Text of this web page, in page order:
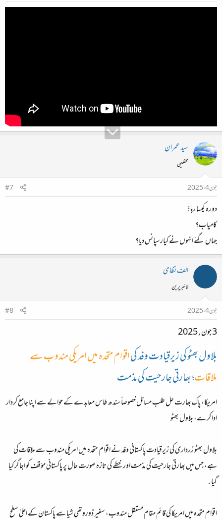
سید عمران
محفلین
جون 4، 2025
#7
دورہ کیسا رہا؟
کامیاب؟
جہاں گئے انہوں نے کیارسپانس دیا؟
الف نظامی
لائبریرین
جون 4، 2025
#8
3 جون , 2025
بلاول بھٹو کی زیرقیادت وفد کیاقوام متحدہ میں امریکی مندوب سے
ملاقات؛ بھارتی جارحیت کی مذمت
امریکا، پاک بھارت حل طلب مسائل خصوصاً سندھ طاس معاہدے کے حوالے سے اپنا جامع کردار
ادا کرے، بلاول بھٹو
بلاول بھٹو زرداری کی زیرقیادت پاکستانی وفد نے اقوام متحدہ میں امریکی مندوب سے ملاقات کی
ہے، جس میں بھارتی جارحیت کی مذمت اور خطے کی تازہ صورت حال پر پاکستانی مؤقف کو اجاگر کیا
گیا۔
اقوام متحدہ میں امریکا کی قائم مقام مستقل مندوب، سفیر ڈوروتھی شیا سے پاکستان کے اعلیٰ سطح